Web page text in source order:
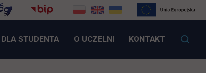
OTWIERA SIĘ W NOWEJ KARCIE
DLA STUDENTA O UCZELNI KONTAKT